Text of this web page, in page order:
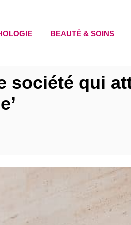
BEAUTÉ & SOINS
société qui